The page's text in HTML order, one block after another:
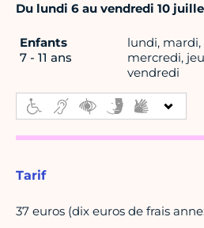
Du lundi 6 au vendredi 10
Enfants
7 - 11 ans
lundi, mardi,
mercredi,
vendredi
Tarif
37 euros (dix euros de frais